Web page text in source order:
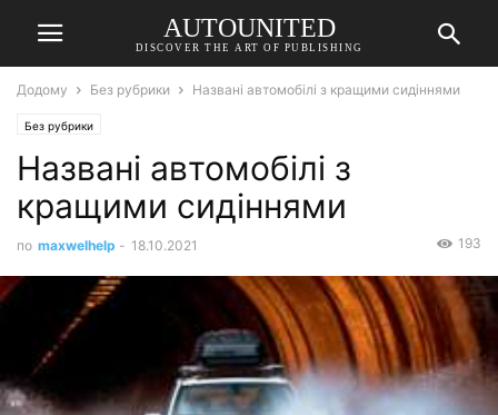
AUTOUNITED
DISCOVER THE ART OF PUBLISHING
Додому Без рубрики Названі автомобілі з кращими сидіннями
Без рубрики
Названі автомобілі з
кращими сидіннями
по maxwelhelp - 18.10.2021 193